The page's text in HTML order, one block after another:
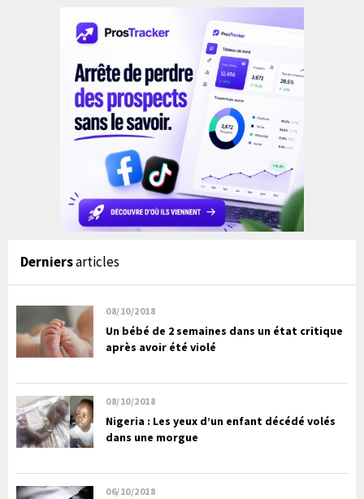
Derniersarticles
08/10/2018
Un bébé de 2 semaines dans un état critique
après avoir été violé
08/10/2018
Nigeria : Les yeux d’un enfant décédé volés
dans une morgue
06/10/2018